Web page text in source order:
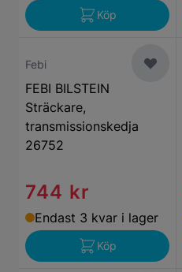
Köp
Febi
FEBI BILSTEIN
Sträckare,
transmissionskedja
26752
744 kr
Endast 3 kvar i lager
Köp